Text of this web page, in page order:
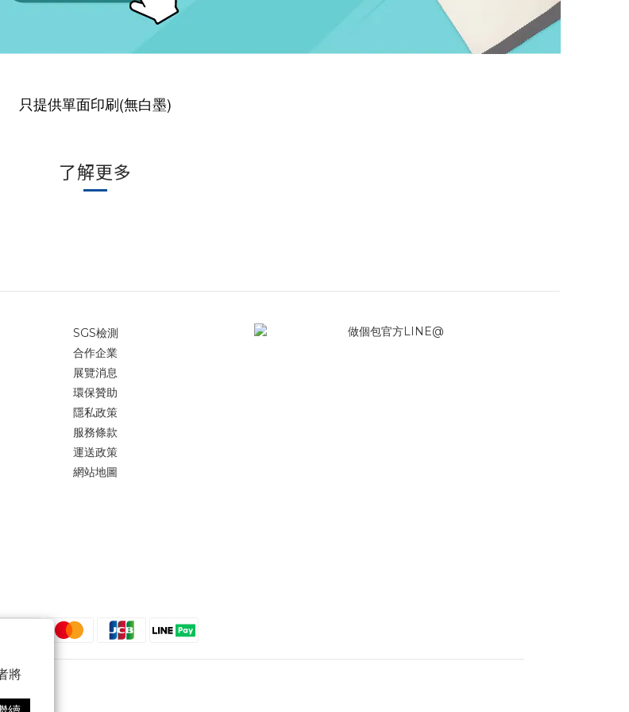
將
只提供單面印刷(無白墨)
了解更多
SGS檢測
合作企業
展覽消息
環保贊助
隱私政策
服務條款
運送政策
網站地圖